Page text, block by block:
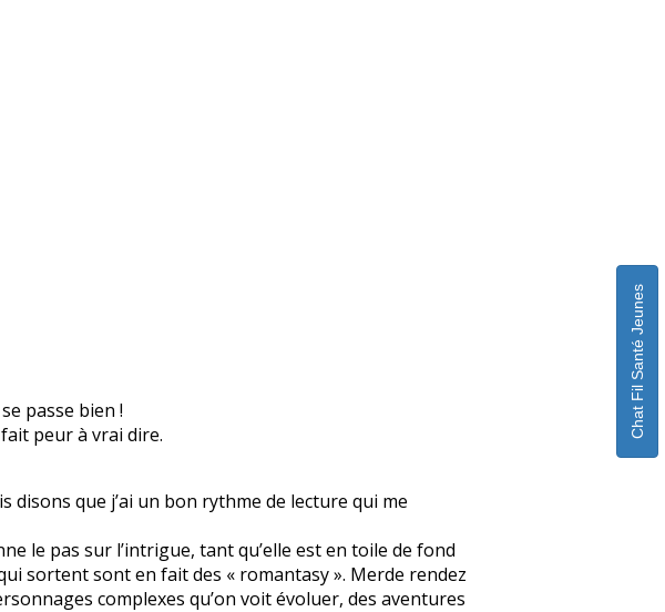
passe bien !
fait peur à vrai dire.
disons que j’ai un bon rythme de lecture qui me
le pas sur l’intrigue, tant qu’elle est en toile de fond
sortent sont en fait des « romantasy ». Merde rendez
complexes qu’on voit évoluer, des aventures
Chat Fil Santé Jeunes